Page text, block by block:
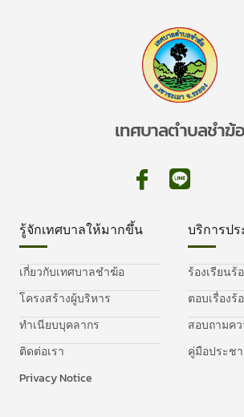
เทศบาลตำบลชำฆ้อ
รู้จักเทศบาลให้มากขึ้น
เกี่ยวกับเทศบาลชำฆ้อ
โครงสร้างผู้บริหาร
ทำเนียบบุคลากร
ติดต่อเรา
Privacy Notice
บริการป
ร้องเรียนร้
ตอบเรื่องร้
สอบถามค
คู่มือประช